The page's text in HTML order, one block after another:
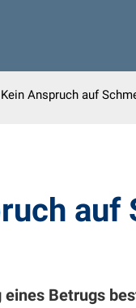
Kein Anspruch auf
Betrugs